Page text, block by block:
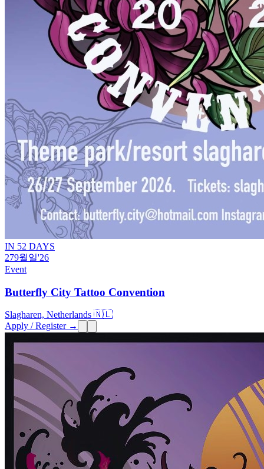
IN 52 DAYS
279월일'26
Event
Butterfly City Tattoo Convention
Slagharen, Netherlands 🇳🇱
Apply / Register →